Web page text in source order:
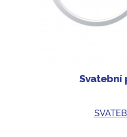
Svatební